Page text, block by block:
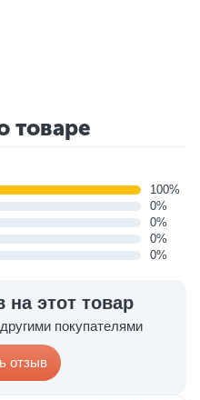
товаре
на этот товар
покупателями
отзыв
100%
0%
0%
0%
0%